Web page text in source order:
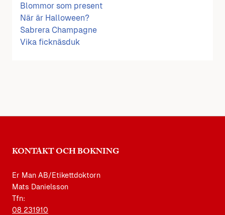
Blommor som present
När är Halloween?
Sabrera Champagne
Vika ficknäsduk
KONTAKT OCH BOKNING
Er Man AB/Etikettdoktorn
Mats Danielsson
Tfn:
08 231910